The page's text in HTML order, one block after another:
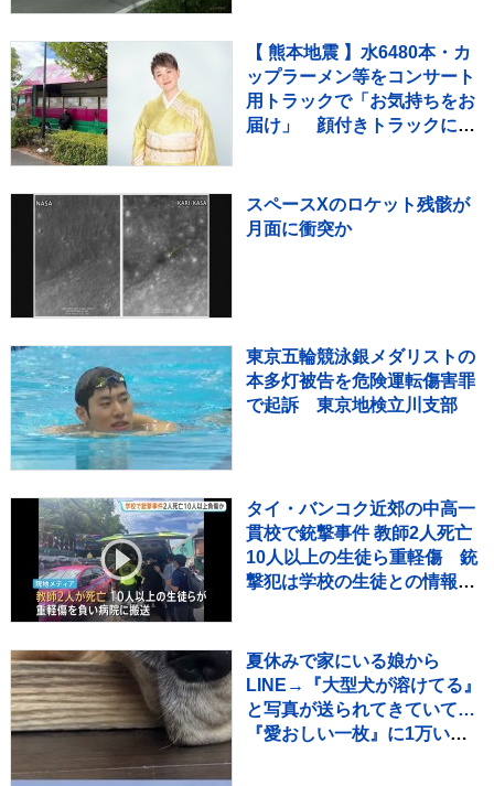
【 熊本地震 】水6480本・カ
ップラーメン等をコンサート
用トラックで「お気持ちをお
届け」 顔付きトラックにた
スペースXのロケット残骸が
月面に衝突か
東京五輪競泳銀メダリストの
本多灯被告を危険運転傷害罪
で起訴 東京地検立川支部
タイ・バンコク近郊の中高一
貫校で銃撃事件 教師2人死亡
10人以上の生徒ら重軽傷 銃
撃犯は学校の生徒との情報、
夏休みで家にいる娘から
LINE→『大型犬が溶けてる』
と写真が送られてきていて…
『愛おしい一枚』に1万いい